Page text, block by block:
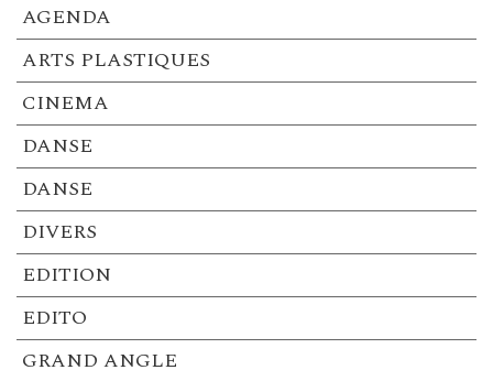
AGENDA
ARTS PLASTIQUES
CINEMA
DANSE
DANSE
DIVERS
EDITION
EDITO
GRAND ANGLE